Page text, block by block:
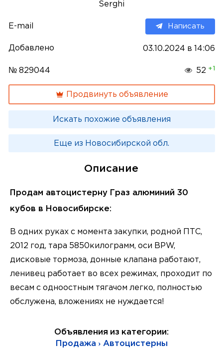
Serghi
E-mail Написать
Добавлено 03.10.2024 в 14:06
№ 829044 52 +1
Продвинуть объявление
Искать похожие объявления
Еще из Новосибирской обл.
Описание
Продам автоцистерну Граз алюминий 30
кубов в Новосибирске:
В одних руках с момента закупки, родной ПТС,
2012 год, тара 5850килограмм, оси BPW,
дисковые тормоза, донные клапана работают,
ленивец работает во всех режимах, проходит по
весам с одноостным тягачом легко, полностью
обслужена, вложениях не нуждается!
Объявления из категории:
Продажа › Автоцистерны